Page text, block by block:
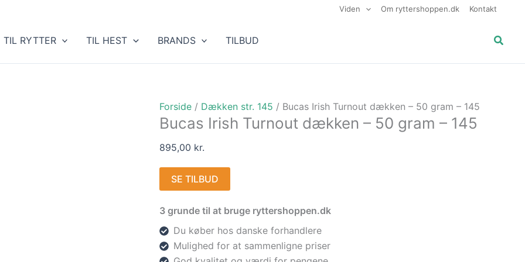
Viden Om ryttershoppen.dk Kontakt
TIL RYTTER TIL HEST BRANDS TILBUD Søg
Forside / Dækken str. 145 / Bucas Irish Turnout dækken – 50 gram – 145
Bucas Irish Turnout dækken – 50 gram – 145
895,00 kr.
SE TILBUD
3 grunde til at bruge ryttershoppen.dk
Du køber hos danske forhandlere
Mulighed for at sammenligne priser